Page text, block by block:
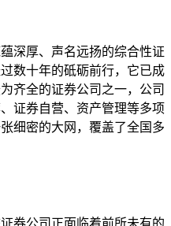
深厚、声名远扬的综合性证
数十年的砥砺前行，它已成
齐全的证券公司之一，公司
证券自营、资产管理等多项
细密的大网，覆盖了全国多